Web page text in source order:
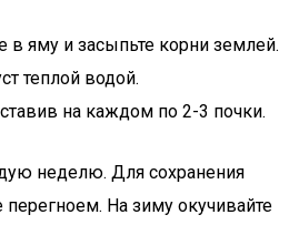
в яму и засыпьте корни землей.
теплой водой.
на каждом по 2-3 почки.
неделю. Для сохранения
перегноем. На зиму окучивайте